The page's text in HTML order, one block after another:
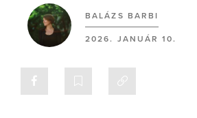
BALÁZS BARBI
2026. JANUÁR 10.